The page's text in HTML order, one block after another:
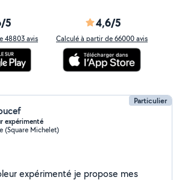
5
48803 avis
4,6/5
Calculé à partir de 66000 avis
Particulier
expérimenté
(Square Michelet)
expérimenté je propose mes